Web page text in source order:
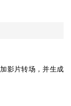
影片转场，并生成